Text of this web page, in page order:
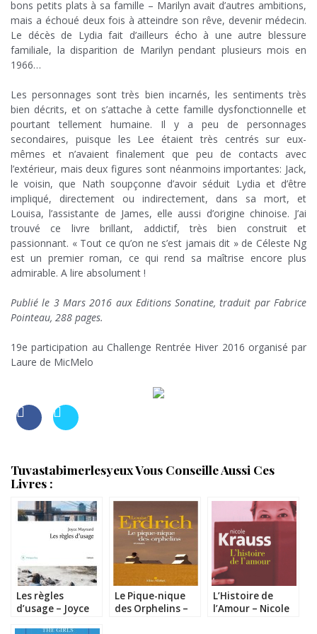
bons petits plats à sa famille – Marilyn avait d’autres ambitions,
mais a échoué deux fois à atteindre son rêve, devenir médecin.
Le décès de Lydia fait d’ailleurs écho à une autre blessure
familiale, la disparition de Marilyn pendant plusieurs mois en
1966…
Les personnages sont très bien incarnés, les sentiments très
bien décrits, et on s’attache à cette famille dysfonctionnelle et
pourtant tellement humaine. Il y a peu de personnages
secondaires, puisque les Lee étaient très centrés sur eux-
mêmes et n’avaient finalement que peu de contacts avec
l’extérieur, mais deux figures sont néanmoins importantes: Jack,
le voisin, que Nath soupçonne d’avoir séduit Lydia et d’être
impliqué, directement ou indirectement, dans sa mort, et
Louisa, l’assistante de James, elle aussi d’origine chinoise. J’ai
trouvé ce livre brillant, addictif, très bien construit et
passionnant. « Tout ce qu’on ne s’est jamais dit » de Céleste Ng
est un premier roman, ce qui rend sa maîtrise encore plus
admirable. A lire absolument !
Publié le 3 Mars 2016 aux Editions Sonatine, traduit par Fabrice
Pointeau, 288 pages.
19e participation au Challenge Rentrée Hiver 2016 organisé par
Laure de MicMelo
Tuvastabimerlesyeux Vous Conseille Aussi Ces
Livres :
Les règles
d’usage – Joyce
Le Pique-nique
des Orphelins –
L’Histoire de
l’Amour – Nicole